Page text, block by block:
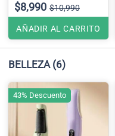
$8,990 $10,990
AÑADIR AL CARRITO
BELLEZA (6)
43% Descuento